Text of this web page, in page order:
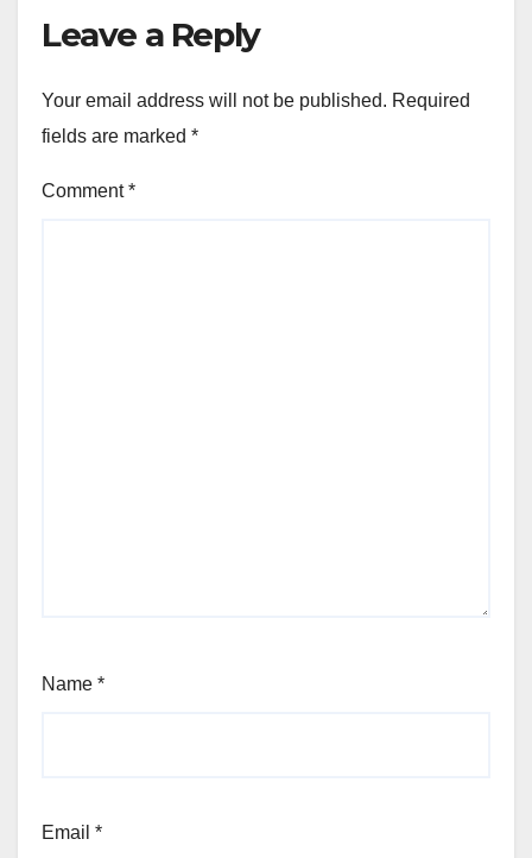
Leave a Reply
Your email address will not be published. Required
fields are marked *
Comment*
Name *
Email *